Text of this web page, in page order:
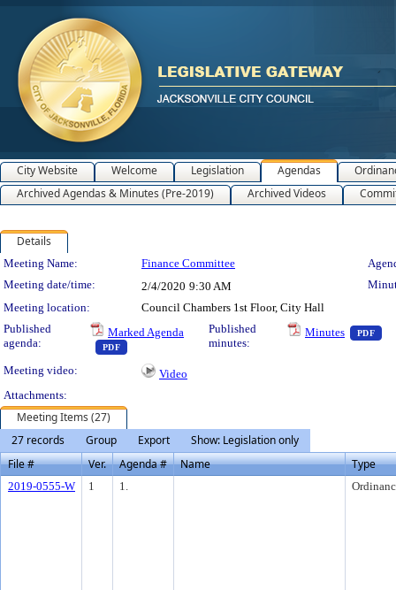
City Website Welcome Legislation Agendas
Archived Agendas & Minutes (Pre-2019)
Archived Videos
Details
Meeting Details
Meeting Name: Finance Committee
Meeting date/time:
2/4/2020 9:30 AM
Meeting location:
Council Chambers 1st Floor, City Hall
Published
agenda:
Marked Agenda
PDF — PDF document, press Enter to view text or download
Published
minutes:
Minutes PDF —
Meeting video:
Video
Attachments:
Meeting Items (27)
27 records
Group Export
Show: Legislation only
File #
Ver. Agenda # Name Type
2019-0555-W 1 1.